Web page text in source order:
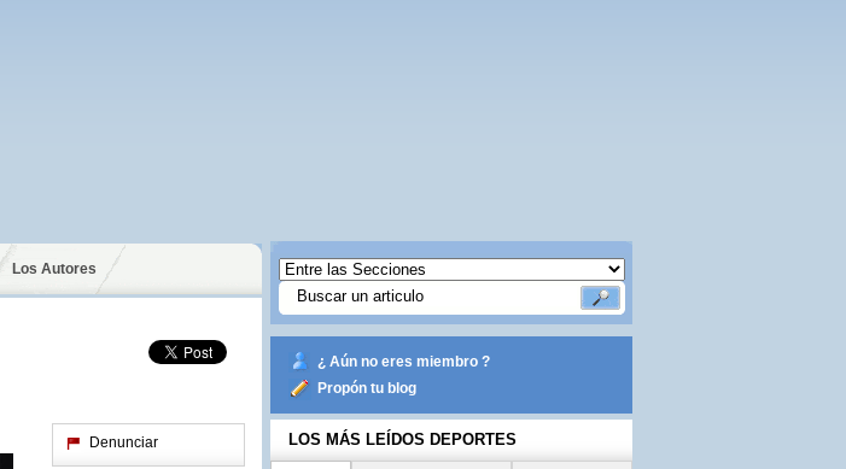
Los Autores
Denunciar
¿ Aún no eres miembro ?
Propón tu blog
LOS MÁS LEÍDOS DEPORTES